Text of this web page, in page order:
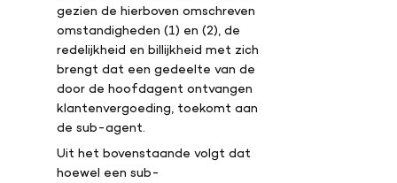
gezien de hierboven omschreven
omstandigheden (1) en (2), de
redelijkheid en billijkheid met zich
brengt dat een gedeelte van de
door de hoofdagent ontvangen
klantenvergoeding, toekomt aan
de sub-agent.
Uit het bovenstaande volgt dat
hoewel een sub-